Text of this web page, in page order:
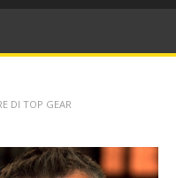
DI TOP GEAR